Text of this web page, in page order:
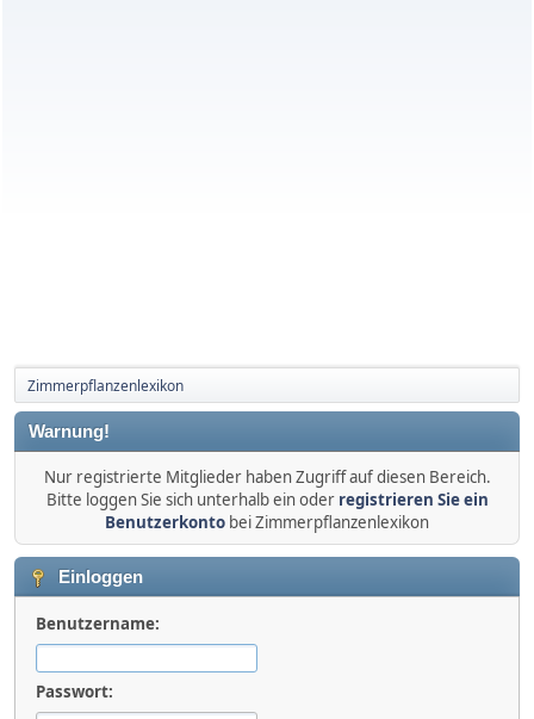
Zimmerpflanzenlexikon
Warnung!
Nur registrierte Mitglieder haben Zugriff auf diesen Bereich.
Bitte loggen Sie sich unterhalb ein oder registrieren Sie ein
Benutzerkonto bei Zimmerpflanzenlexikon
Einloggen
Benutzername:
Passwort: